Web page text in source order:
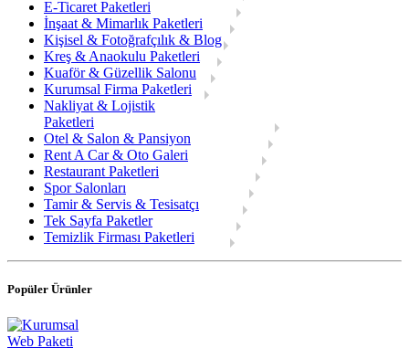
E-Ticaret Paketleri
İnşaat & Mimarlık Paketleri
Kişisel & Fotoğrafçılık & Blog
Kreş & Anaokulu Paketleri
Kuaför & Güzellik Salonu
Kurumsal Firma Paketleri
Nakliyat & Lojistik
Paketleri
Otel & Salon & Pansiyon
Rent A Car & Oto Galeri
Restaurant Paketleri
Spor Salonları
Tamir & Servis & Tesisatçı
Tek Sayfa Paketler
Temizlik Firması Paketleri
Popüler Ürünler